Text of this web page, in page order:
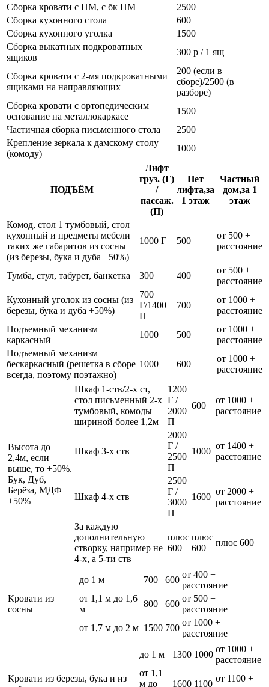
Сборка кровати с ПМ, с бк ПМ
2500
Сборка кухонного стола
600
Сборка кухонного уголка
1500
Сборка выкатных подкроватных
ящиков
300 р / 1 ящ
Сборка кровати с 2-мя подкроватными
ящиками на направляющих
200 (если в
сборе)/2500 (в
разборе)
Сборка кровати с ортопедическим
основание на металлокаркасе
1500
Частичная сборка письменного стола
2500
Крепление зеркала к дамскому столу
(комоду)
1000
ПОДЪЁМ
Лифт
груз. (Г)
/
пассаж.
(П)
Нет
лифта,за
1 этаж
Частный
дом,за 1
этаж
Комод, стол 1 тумбовый, стол
кухонный и предметы мебели
таких же габаритов из сосны
(из березы, бука и дуба +50%)
1000 Г 500
от 500 +
расстояние
Тумба, стул, табурет, банкетка 300 400
от 500 +
расстояние
Кухонный уголок из сосны (из
березы, бука и дуба +50%)
700
Г/1400
П
700
от 1000 +
расстояние
Подъемный механизм
каркасный
1000 500
от 1000 +
расстояние
Подъемный механизм
бескаркасный (решетка в сборе
всегда, поэтому поэтажно)
1000 600
от 1000 +
расстояние
Высота до
2,4м, если
выше, то +50%.
Бук, Дуб,
Берёза, МДФ
+50%
Шкаф 1-ств/2-х ст,
стол письменный 2-х
тумбовый, комоды
шириной более 1,2м
1200
Г /
2000
П
600
от 1000 +
расстояние
Шкаф 3-х ств
2000
Г /
2500
П
1000
от 1400 +
расстояние
Шкаф 4-х ств
2500
Г /
3000
П
1600
от 2000 +
расстояние
За каждую
дополнительную
створку, например не
4-х, а 5-ти ств
плюс
600
плюс
600
плюс 600
Кровати из
сосны
до 1 м 700 600
от 400 +
расстояние
от 1,1 м до 1,6
м
800 600
от 500 +
расстояние
от 1,7 м до 2 м 1500 700
от 1000 +
расстояние
Кровати из березы, бука и из
до 1 м 1300 1000
от 1000 +
расстояние
от 1,1
м до
1600 1100
от 1100 +